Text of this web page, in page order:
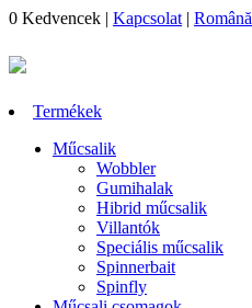
0 Kedvencek | Kapcsolat | Română
Termékek
Műcsalik
Wobbler
Gumihalak
Hibrid műcsalik
Villantók
Speciális műcsalik
Spinnerbait
Spinfly